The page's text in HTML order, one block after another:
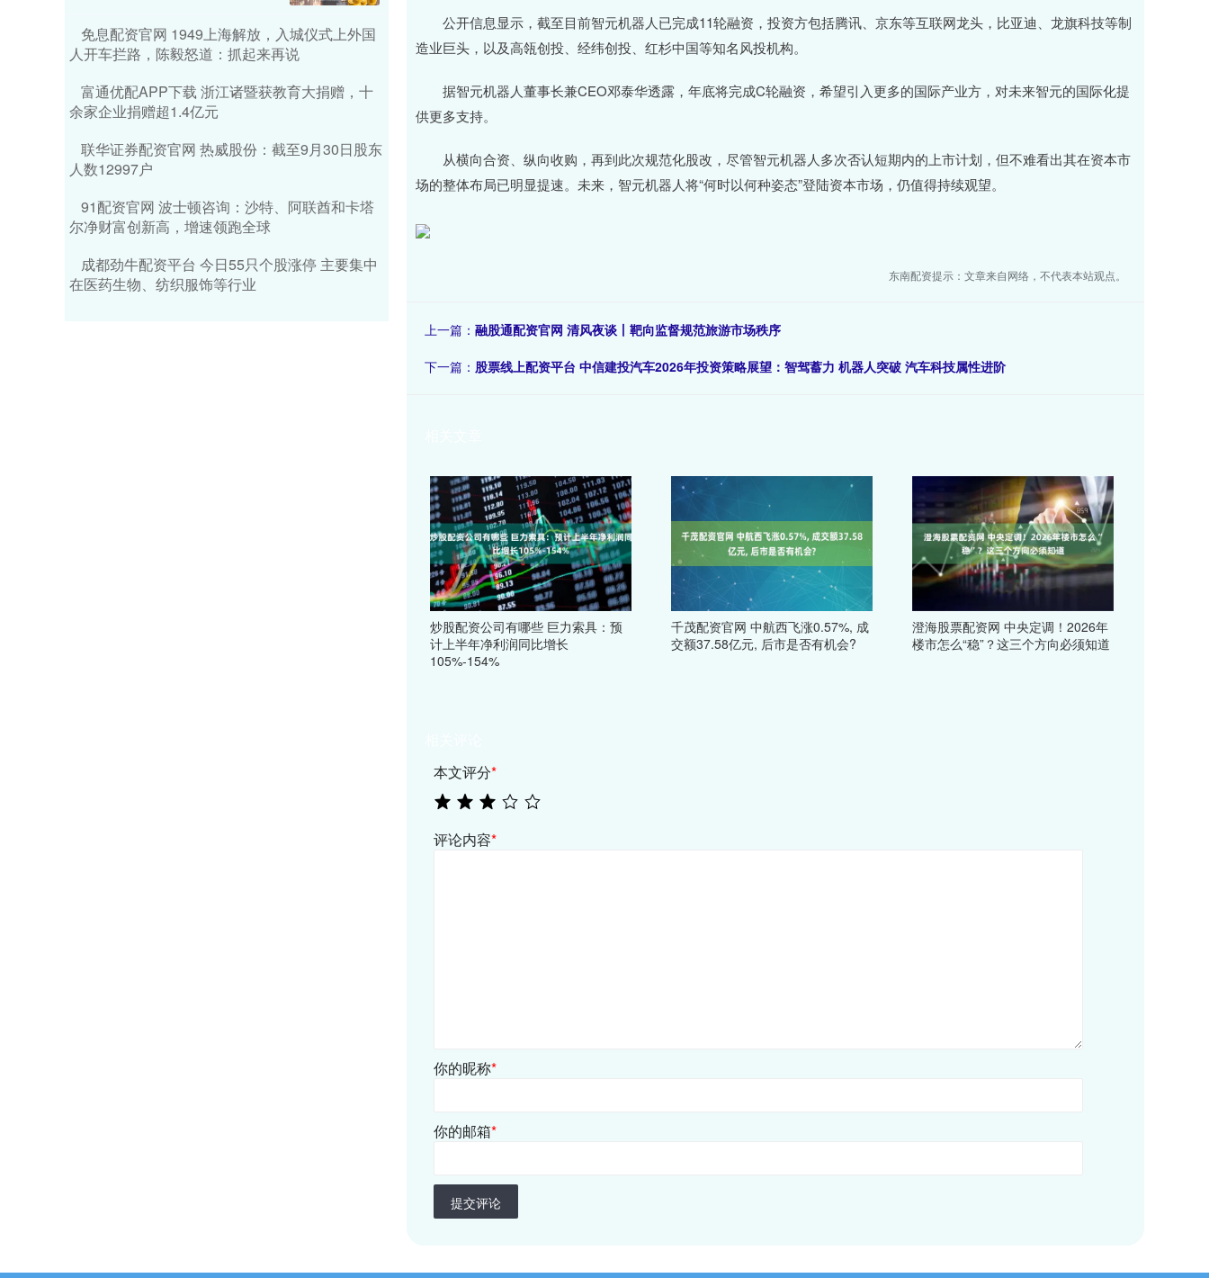
公开信息显示，截至目前智元机器人已完成11轮融资，投资方包括腾讯、京东等互联网龙头，比亚迪、龙旗科技等制
造业巨头，以及高瓴创投、经纬创投、红杉中国等知名风投机构。
据智元机器人董事长兼CEO邓泰华透露，年底将完成C轮融资，希望引入更多的国际产业方，对未来智元的国际化提
供更多支持。
从横向合资、纵向收购，再到此次规范化股改，尽管智元机器人多次否认短期内的上市计划，但不难看出其在资本市
场的整体布局已明显提速。未来，智元机器人将“何时以何种姿态”登陆资本市场，仍值得持续观望。
东南配资提示：文章来自网络，不代表本站观点。
上一篇： 融股通配资官网 清风夜谈丨靶向监督规范旅游市场秩序
下一篇： 股票线上配资平台 中信建投汽车2026年投资策略展望：智驾蓄力 机器人突破 汽车科技属性进阶
炒股配资公司有哪些 巨力索具：预
计上半年净利润同比增长
105%-154%
千茂配资官网 中航西飞涨0.57%, 成
交额37.58亿元, 后市是否有机会?
澄海股票配资网 中央定调！2026年
楼市怎么“稳”？这三个方向必须知道
本文评分*
评论内容*
你的昵称*
你的邮箱*
提交评论
免息配资官网 1949上海解放，入城仪式上外国
人开车拦路，陈毅怒道：抓起来再说
富通优配APP下载 浙江诸暨获教育大捐赠，十
余家企业捐赠超1.4亿元
联华证券配资官网 热威股份：截至9月30日股东
人数12997户
91配资官网 波士顿咨询：沙特、阿联酋和卡塔
尔净财富创新高，增速领跑全球
成都劲牛配资平台 今日55只个股涨停 主要集中
在医药生物、纺织服饰等行业